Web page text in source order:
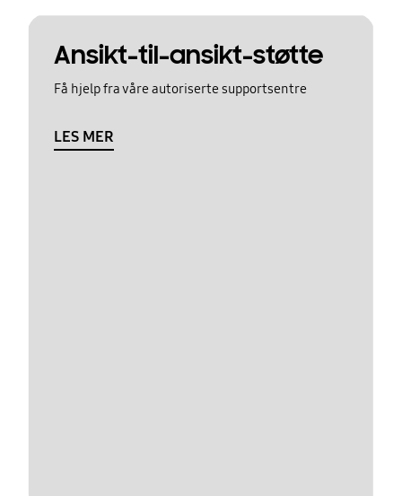
Ansikt-til-ansikt-støtte
Få hjelp fra våre autoriserte supportsentre
LES MER